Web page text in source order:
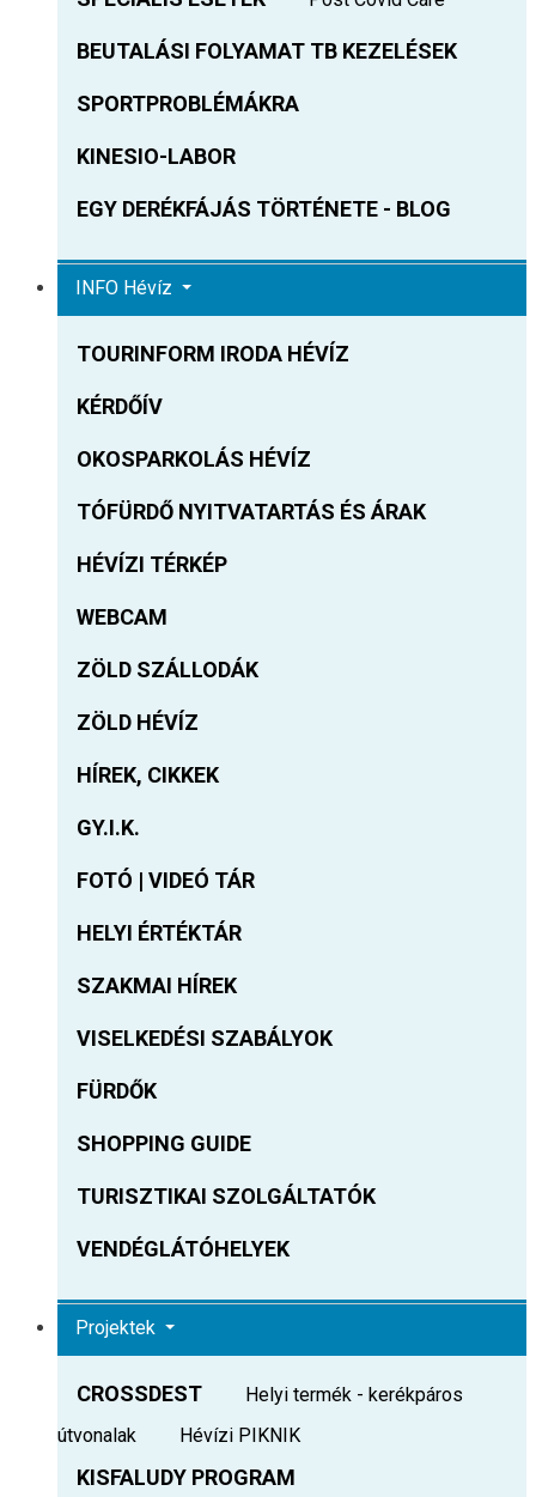
BEUTALÁSI FOLYAMAT TB KEZELÉSEK
SPORTPROBLÉMÁKRA
KINESIO-LABOR
EGY DERÉKFÁJÁS TÖRTÉNETE - BLOG
INFO Hévíz
TOURINFORM IRODA HÉVÍZ
KÉRDŐÍV
OKOSPARKOLÁS HÉVÍZ
TÓFÜRDŐ NYITVATARTÁS ÉS ÁRAK
HÉVÍZI TÉRKÉP
WEBCAM
ZÖLD SZÁLLODÁK
ZÖLD HÉVÍZ
HÍREK, CIKKEK
GY.I.K.
FOTÓ | VIDEÓ TÁR
HELYI ÉRTÉKTÁR
SZAKMAI HÍREK
VISELKEDÉSI SZABÁLYOK
FÜRDŐK
SHOPPING GUIDE
TURISZTIKAI SZOLGÁLTATÓK
VENDÉGLÁTÓHELYEK
Projektek
CROSSDEST
Helyi termék - kerékpáros
útvonalak
Hévízi PIKNIK
KISFALUDY PROGRAM